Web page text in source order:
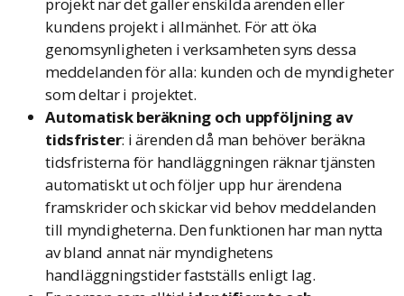
kundens projekt i allmänhet. För att öka
genomsynligheten i verksamheten syns dessa
meddelanden för alla: kunden och de myndigheter
som deltar i projektet.
Automatisk beräkning och uppföljning av
tidsfrister: i ärenden då man behöver beräkna
tidsfristerna för handläggningen räknar tjänsten
automatiskt ut och följer upp hur ärendena
framskrider och skickar vid behov meddelanden
till myndigheterna. Den funktionen har man nytta
av bland annat när myndighetens
handläggningstider fastställs enligt lag.